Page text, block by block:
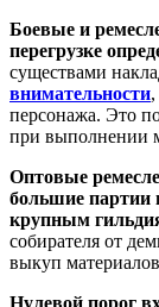
Боевые и
перегрузке
существами
внимательности
персонажа. Это
при выполнении
Оптовые
большие партии
крупным
собирателя от
выкуп
Нулевой порог